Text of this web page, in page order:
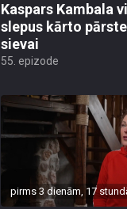
Kaspars Kambala
slepus kārto
sievai
55. epizode
pirms 3 dienām, 17